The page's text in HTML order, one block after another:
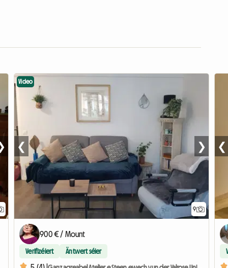
9
Video
❮ ❯
900 € / Mount
Verifizéiert Äntwert séier
❮